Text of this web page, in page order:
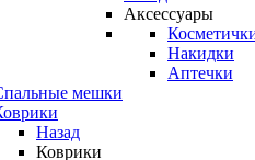
Аксессуары
Накидки
Аптечки
мешки
Назад
Коврики